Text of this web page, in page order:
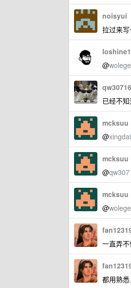
noisyui
拉过来
@
qw30716
已经不知
mcksuu
@
mcksuu
@
mcksuu
@
一直弄
都用熟